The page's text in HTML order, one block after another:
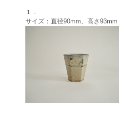
１．
サイズ：直径90mm、高さ93mm